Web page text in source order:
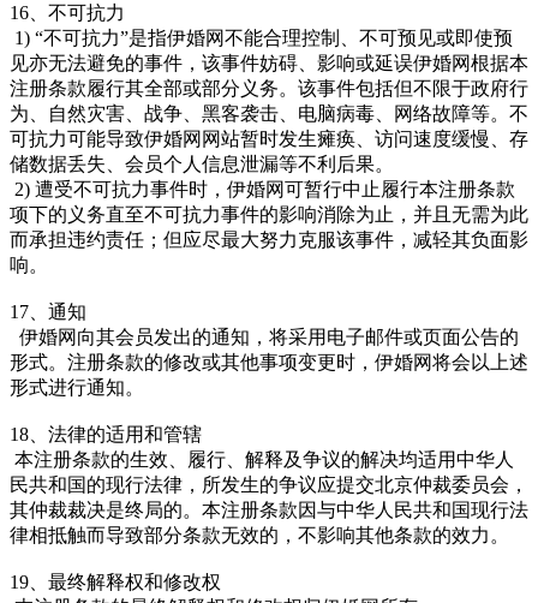
16、不可抗力
1) “不可抗力”是指伊婚网不能合理控制、不可预见或即使预
见亦无法避免的事件，该事件妨碍、影响或延误伊婚网根据本
注册条款履行其全部或部分义务。该事件包括但不限于政府行
为、自然灾害、战争、黑客袭击、电脑病毒、网络故障等。不
可抗力可能导致伊婚网网站暂时发生瘫痪、访问速度缓慢、存
储数据丢失、会员个人信息泄漏等不利后果。
2) 遭受不可抗力事件时，伊婚网可暂行中止履行本注册条款
项下的义务直至不可抗力事件的影响消除为止，并且无需为此
而承担违约责任；但应尽最大努力克服该事件，减轻其负面影
响。
17、通知
伊婚网向其会员发出的通知，将采用电子邮件或页面公告的
形式。注册条款的修改或其他事项变更时，伊婚网将会以上述
形式进行通知。
18、法律的适用和管辖
本注册条款的生效、履行、解释及争议的解决均适用中华人
民共和国的现行法律，所发生的争议应提交北京仲裁委员会，
其仲裁裁决是终局的。本注册条款因与中华人民共和国现行法
律相抵触而导致部分条款无效的，不影响其他条款的效力。
19、最终解释权和修改权